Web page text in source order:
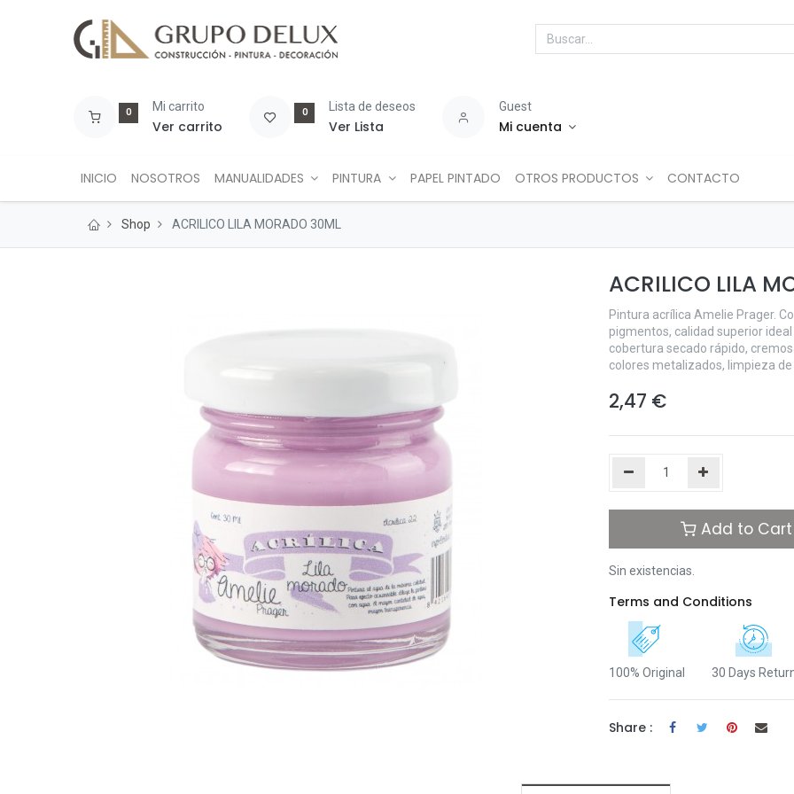
0 Mi carrito
Ver carrito
0 Lista de deseos
Ver Lista
Guest
Mi cuenta
INICIO NOSOTROS MANUALIDADES PINTURA PAPEL PINTADO OTROS PRODUCTOS CONTACTO
Shop ACRILICO LILA MORADO 30ML
ACRILICO LILA
Pintura acrílica Amelie Prager.
pigmentos, calidad superior
cobertura secado rápido,
colores metalizados, limpieza de
2,47 €
Add to Cart
Sin existencias.
Terms and Conditions
100% Original 30 Days
Share :